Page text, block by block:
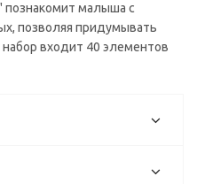
познакомит малыша с
позволяя придумывать
входит 40 элементов